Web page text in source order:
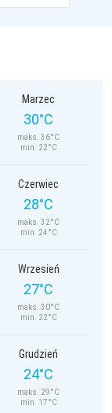
Marzec
30°C
maks. 36°C
min. 22°C
Czerwiec
28°C
maks. 32°C
min. 24°C
Wrzesień
27°C
maks. 30°C
min. 22°C
Grudzień
24°C
maks. 29°C
min. 17°C